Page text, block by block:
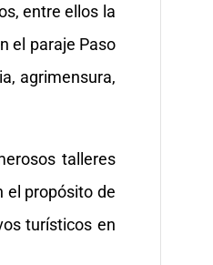
entre ellos la
el paraje Paso
agrimensura,
talleres
el propósito de
turísticos en